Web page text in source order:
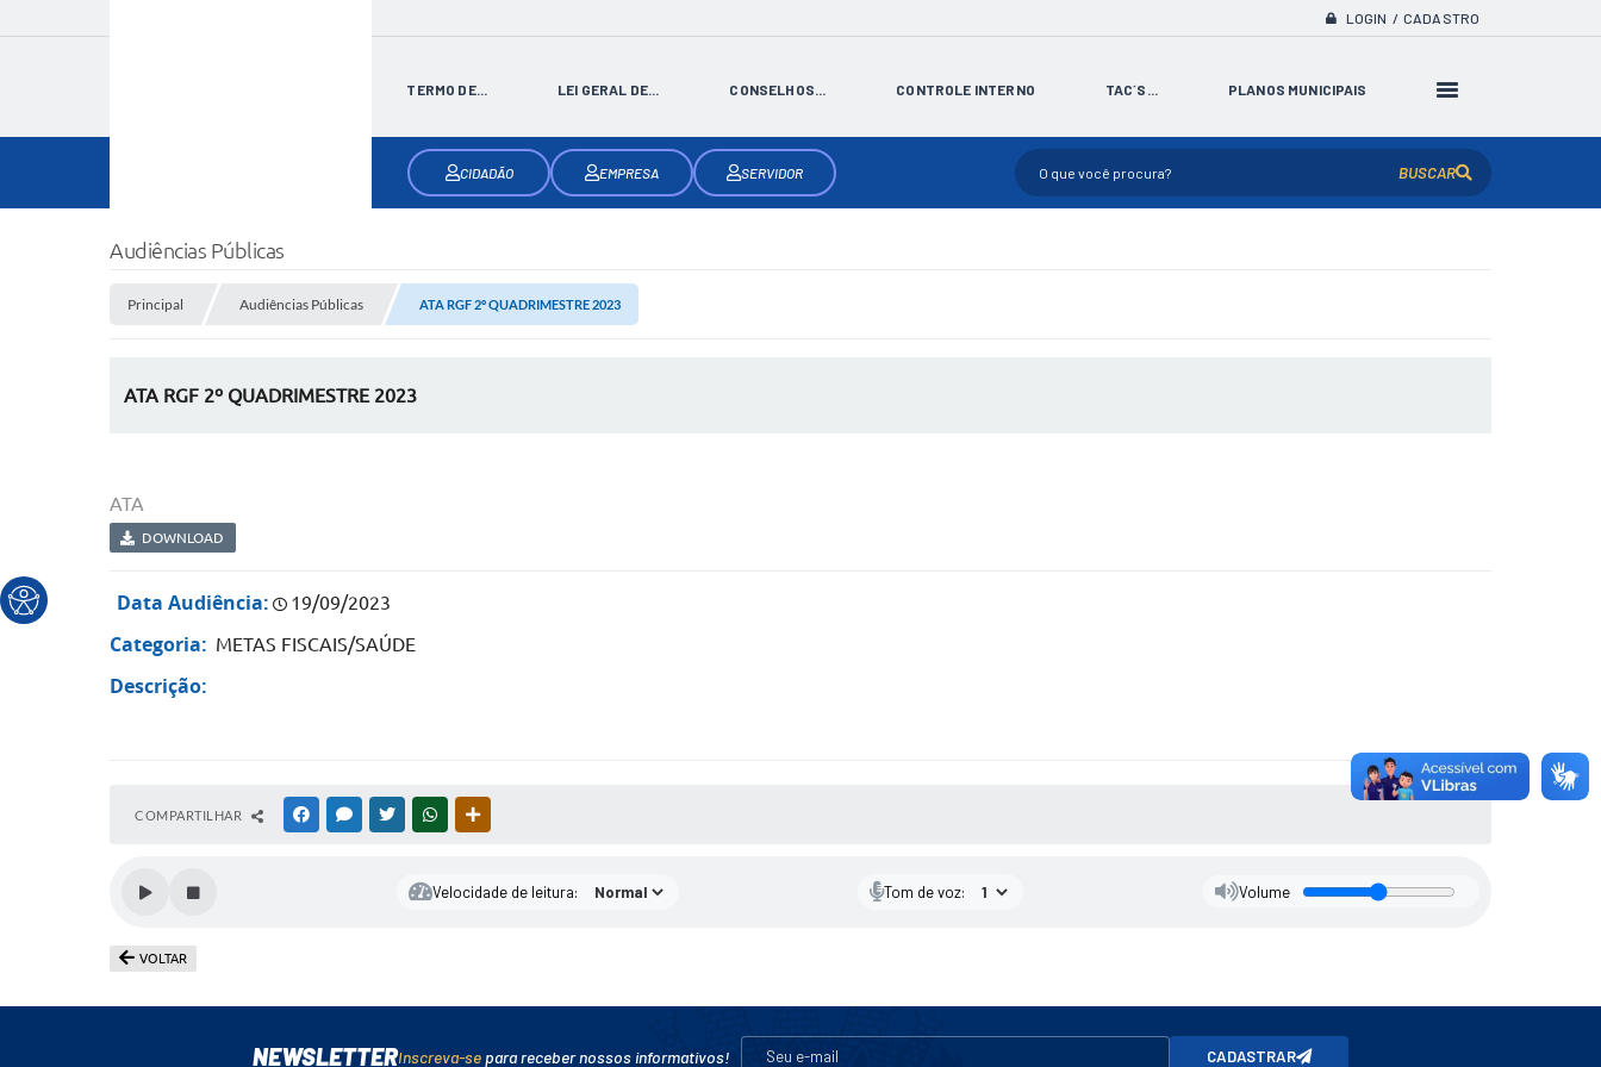
LOGIN / CADASTRO
TERMO DE... LEI GERAL DE... CONSELHOS... CONTROLE INTERNO TAC´S... PLANOS MUNICIPAIS
CIDADÃO EMPRESA SERVIDOR BUSCAR
Audiências Públicas
Principal Audiências Públicas ATA RGF 2º QUADRIMESTRE 2023
ATA RGF 2º QUADRIMESTRE 2023
ATA
DOWNLOAD
Data Audiência: 19/09/2023
Categoria: METAS FISCAIS/SAÚDE
Descrição:
COMPARTILHAR FACEBOOKMESSENGER
TWITTERWHATSAPP
Velocidade de leitura: Tom de voz: Volume
VOLTAR
NEWSLETTERInscreva-se para receber nossos informativos! CADASTRAR